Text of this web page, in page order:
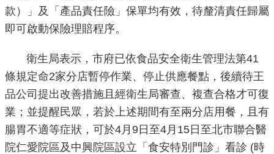
開
業
務
廉
政
園
款）」及「產品責任險」保單均有效，待釐清責任歸屬
即可啟動保險理賠程序。
衛生局表示，市府已依食品安全衛生管理法第41
條規定命2家分店暫停作業、停止供應餐點，後續待王
品公司提出改善措施且經衛生局審查、複查合格才可復
業；並提醒民眾，若於上述期間有至兩分店用餐，且有
腸胃不適等症狀，可於4月9日至4月15日至北市聯合醫
院仁愛院區及中興院區設立「食安特別門診」看診 (時